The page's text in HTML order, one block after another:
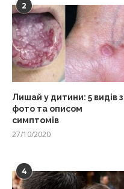
2
Лишай у дитини: 5 видів з
фото та описом
симптомів
27/10/2020
4